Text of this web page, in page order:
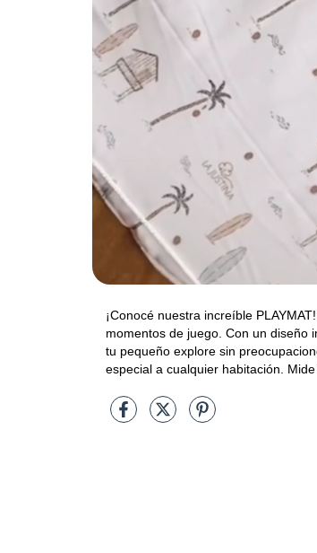
¡Conocé nuestra increíble
momentos de juego. Con un diseño
tu pequeño explore sin
especial a cualquier habitación.